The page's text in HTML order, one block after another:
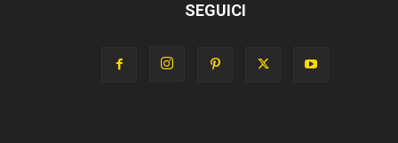
SEGUICI